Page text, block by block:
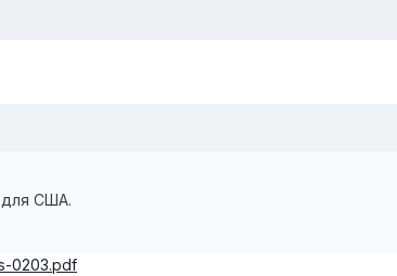
США.
0203.pdf